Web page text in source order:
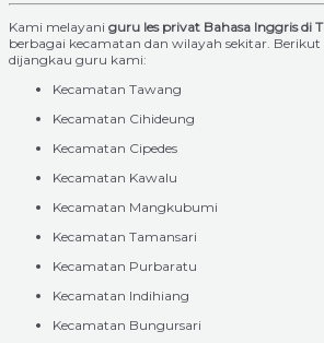
Kami melayani guru les privat Bahasa Inggris di
berbagai kecamatan dan wilayah sekitar. Berikut
dijangkau guru kami:
Kecamatan Tawang
Kecamatan Cihideung
Kecamatan Cipedes
Kecamatan Kawalu
Kecamatan Mangkubumi
Kecamatan Tamansari
Kecamatan Purbaratu
Kecamatan Indihiang
Kecamatan Bungursari